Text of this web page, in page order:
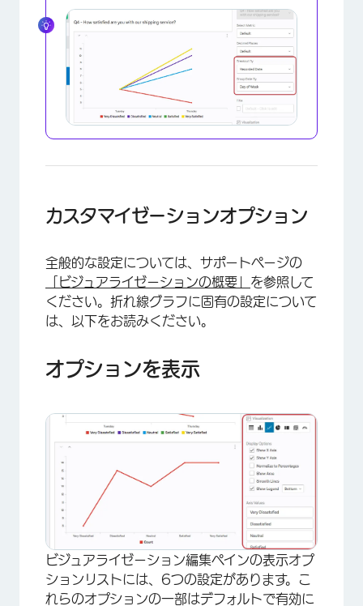
×
カスタマイゼーションオプション
全般的な設定については、サポートページの
「ビジュアライゼーションの概要」 を参照して
ください。折れ線グラフに固有の設定について
は、以下をお読みください。
オプションを表示
ビジュアライゼーション編集ペインの表示オプ
ションリストには、6つの設定があります。こ
れらのオプションの一部はデフォルトで有効に